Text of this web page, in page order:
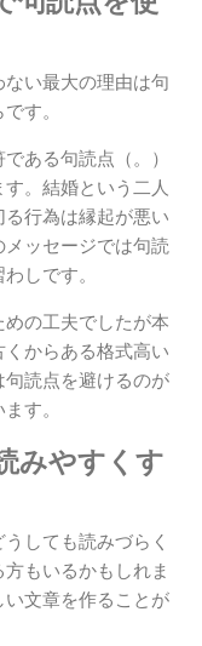
い最大の理由は句
す。
ある句読点（。）
。結婚という二人
行為は縁起が悪い
ッセージでは句読
しです。
の工夫でしたが本
からある格式高い
読点を避けるのが
す。
みやすくす
しても読みづらく
もいるかもしれま
文章を作ることが